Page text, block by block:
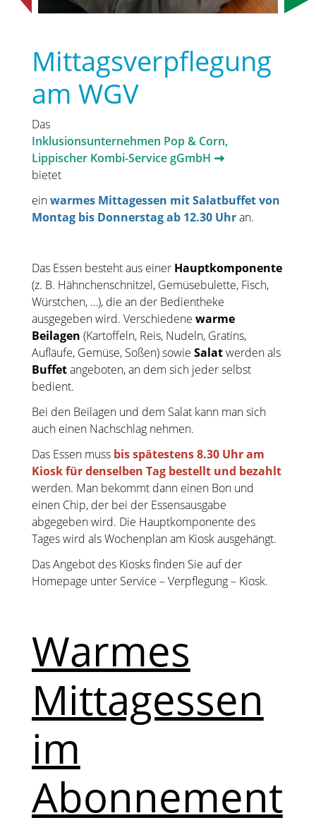
Mittagsverpflegung
am WGV
Das
Inklusionsunternehmen Pop & Corn,
Lippischer Kombi-Service gGmbH
bietet
einwarmes Mittagessen mit Salatbuffet von
Montag bis Donnerstag ab 12.30 Uhran.
Das Essen besteht aus einer Hauptkomponente
(z. B. Hähnchenschnitzel, Gemüsebulette, Fisch,
Würstchen, …), die an der Bedientheke
ausgegeben wird. Verschiedene warme
Beilagen (Kartoffeln, Reis, Nudeln, Gratins,
Aufläufe, Gemüse, Soßen) sowie Salatwerden als
Buffetangeboten, an dem sich jeder selbst
bedient.
Bei den Beilagen und dem Salat kann man sich
auch einen Nachschlag nehmen.
Das Essen muss bis spätestens 8.30 Uhr am
Kiosk für denselben Tag bestellt und bezahlt
werden. Man bekommt dann einen Bon und
einen Chip, der bei der Essensausgabe
abgegeben wird. Die Hauptkomponente des
Tages wird als Wochenplan am Kiosk ausgehängt.
Das Angebot des Kiosks finden Sie auf der
Homepage unter Service – Verpflegung – Kiosk.
Warmes
Mittagessen
im
Abonnement